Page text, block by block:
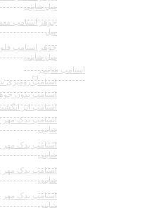
میل شاینی
میل
میل شاینی
استامپ شاینی
استامپ رومیزی
استامپ بدون
استامپ اثر
استامپ یدک مهر
شاینی
استامپ یدک مهر
شاینی
استامپ یدک مهر
شاینی
استامپ یدک مهر